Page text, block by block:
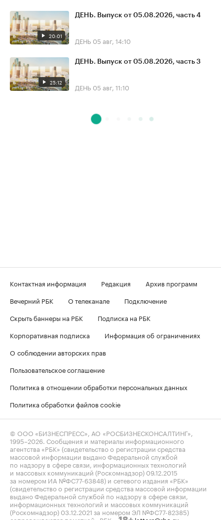
20:01
ДЕНЬ. Выпуск от 05.08.2026, часть 4
ДЕНЬ 05 авг, 14:10
25:12
ДЕНЬ. Выпуск от 05.08.2026, часть 3
ДЕНЬ 05 авг, 11:10
Контактная информация Редакция
Архив программ
Вечерний РБК
О телеканале
Подключение
Скрыть баннеры на РБК
Подписка на РБК
Корпоративная подписка
Информация об ограничениях
О соблюдении авторских прав
Пользовательское соглашение
Политика в отношении обработки персональных данных
Политика обработки файлов cookie
© ООО «БИЗНЕСПРЕСС», АО «РОСБИЗНЕСКОНСАЛТИНГ»,
1995–2026 . Сообщения и материалы информационного
агентства «РБК» (свидетельство о регистрации средства
массовой информации выдано Федеральной службой
по надзору в сфере связи, информационных технологий
и массовых коммуникаций (Роскомнадзор) 09.12.2015
за номером ИА №ФС77-63848) и сетевого издания «РБК»
(свидетельство о регистрации средства массовой информации
выдано Федеральной службой по надзору в сфере связи,
информационных технологий и массовых коммуникаций
(Роскомнадзор) 03.12.2021 за номером ЭЛ №ФС77-82385)